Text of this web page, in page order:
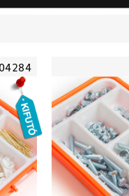
04284